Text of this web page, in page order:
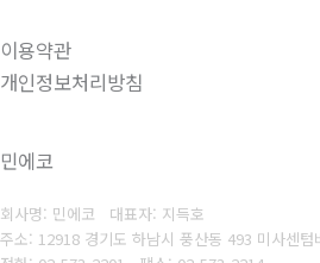
이용약관
개인정보처리방침
민에코
회사명: 민에코 대표자: 지득호
주소: 12918 경기도 하남시 풍산동 493 미사센텀